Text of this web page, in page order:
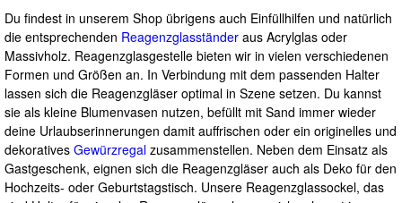
Du findest in unserem Shop übrigens auch Einfüllhilfen und natürlich
die entsprechenden Reagenzglasständer aus Acrylglas oder
Massivholz. Reagenzglasgestelle bieten wir in vielen verschiedenen
Formen und Größen an. In Verbindung mit dem passenden Halter
lassen sich die Reagenzgläser optimal in Szene setzen. Du kannst
sie als kleine Blumenvasen nutzen, befüllt mit Sand immer wieder
deine Urlaubserinnerungen damit auffrischen oder ein originelles und
dekoratives Gewürzregal zusammenstellen. Neben dem Einsatz als
Gastgeschenk, eignen sich die Reagenzgläser auch als Deko für den
Hochzeits- oder Geburtstagstisch. Unsere Reagenzglassockel, das